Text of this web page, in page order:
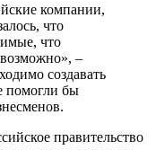
компании,
что
что
–
создавать
помогли бы
правительство